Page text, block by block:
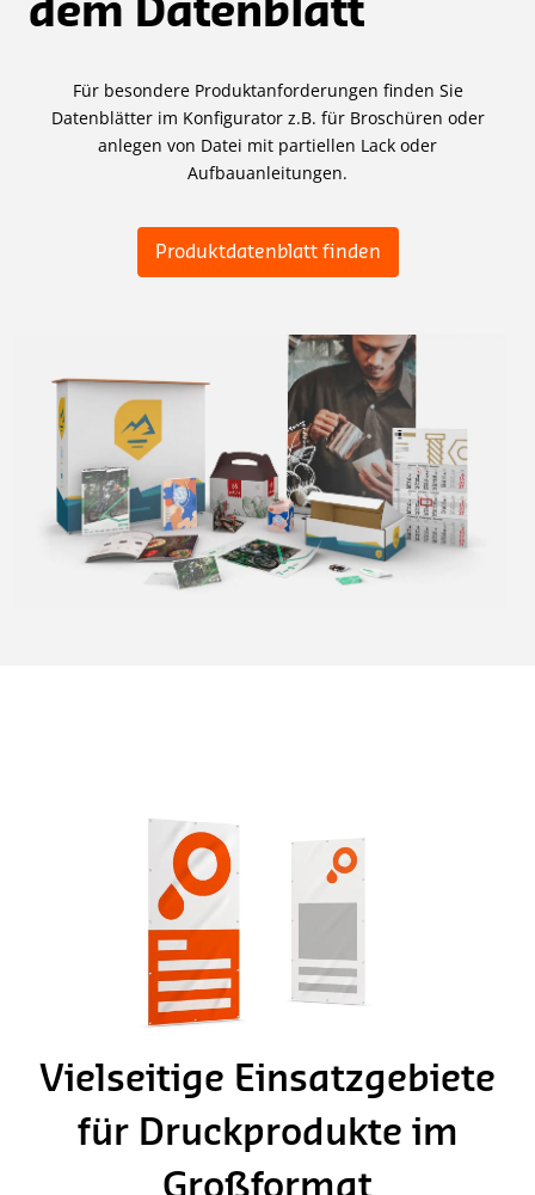
dem Datenblatt
Für besondere Produktanforderungen finden Sie
Datenblätter im Konfigurator z.B. für Broschüren oder
anlegen von Datei mit partiellen Lack oder
Aufbauanleitungen.
Produktdatenblatt finden
Vielseitige Einsatzgebiete
für Druckprodukte im
Großformat